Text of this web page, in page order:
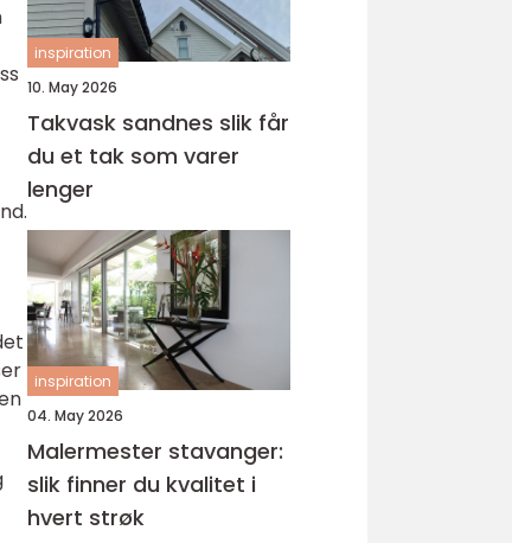
inspiration
10. May 2026
Takvask sandnes slik får
du et tak som varer
lenger
inspiration
04. May 2026
Malermester stavanger:
slik finner du kvalitet i
hvert strøk